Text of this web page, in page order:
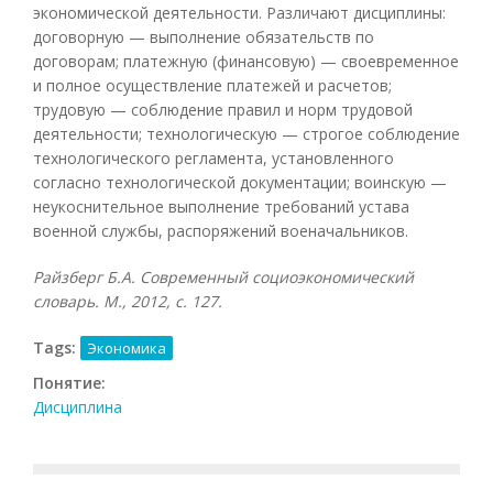
экономической деятельности. Различают дисциплины:
договорную — выполнение обязательств по
договорам; платежную (финансовую) — своевременное
и полное осуществление платежей и расчетов;
трудовую — соблюдение правил и норм трудовой
деятельности; технологическую — строгое соблюдение
технологического регламента, установленного
согласно технологической документации; воинскую —
неукоснительное выполнение требований устава
военной службы, распоряжений военачальников.
Райзберг Б.А. Современный социоэкономический
словарь. М., 2012, с. 127.
Tags: Экономика
Понятие:
Дисциплина